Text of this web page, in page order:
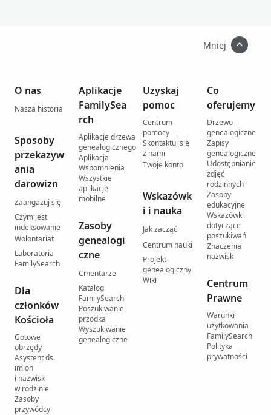
Mniej
O nas
Nasza historia
Sposoby
przekazyw
ania
darowizn
Zaangażuj się
Czym jest
indeksowanie
Wolontariat
Laboratoria
FamilySearch
Dla
członków
Kościoła
Gotowe
obrzędy
Asystent ds.
imion
i nazwisk
w rodzinie
Zasoby
przywódcy
Aplikacje
FamilySea
rch
Aplikacje drzewa
genealogicznego
Aplikacja
Wspomnienia
Wszystkie
aplikacje
mobilne
Zasoby
genealogi
czne
Cmentarze
Katalog
FamilySearch
Poszukiwanie
przodka
Wyszukiwanie
genealogiczne
Uzyskaj
pomoc
Centrum
pomocy
Skontaktuj się
z nami
Twoje konto
Wskazówk
i i nauka
Jak zacząć
Centrum nauki
Projekt
genealogiczny
Wiki
Co
oferujemy
Drzewo
genealogiczne
Zapisy
genealogiczne
Udostępnianie
zdjęć
rodzinnych
Zasoby
edukacyjne
Wskazówki
dotyczące
poszukiwań
Znaczenia
nazwisk
Centrum
Prawne
Warunki
użytkowania
FamilySearch
Polityka
prywatności